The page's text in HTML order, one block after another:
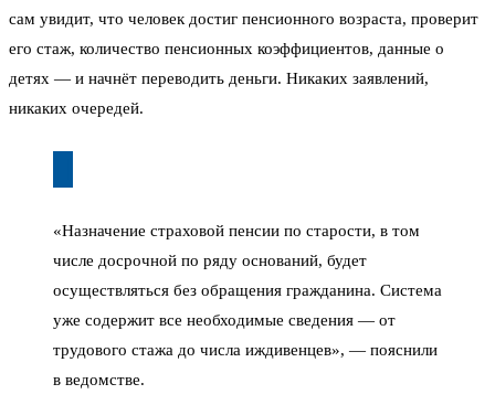
сам увидит, что человек достиг пенсионного возраста, проверит
его стаж, количество пенсионных коэффициентов, данные о
детях — и начнёт переводить деньги. Никаких заявлений,
никаких очередей.
«Назначение страховой пенсии по старости, в том
числе досрочной по ряду оснований, будет
осуществляться без обращения гражданина. Система
уже содержит все необходимые сведения — от
трудового стажа до числа иждивенцев», — пояснили
в ведомстве.